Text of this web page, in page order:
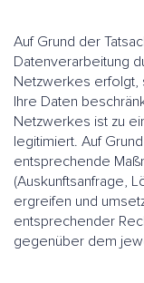
Auf Grund der
Datenverarbeitung
Netzwerkes erfolgt,
Ihre Daten
Netzwerkes ist zu
legitimiert. Auf
entsprechende
(Auskunftsanfrage,
ergreifen und
entsprechender
gegenüber dem